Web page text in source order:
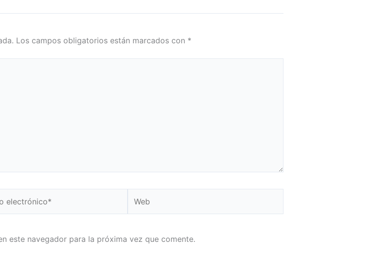
Los campos obligatorios están marcados con *
este navegador para la próxima vez que comente.